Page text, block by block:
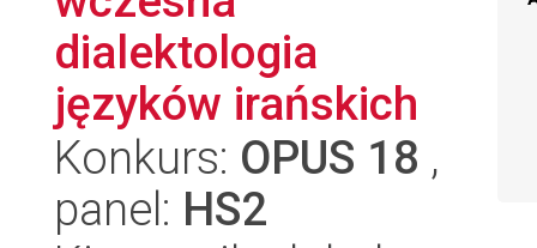
dialektologia
języków irańskich
Konkurs: OPUS 18 ,
panel: HS2